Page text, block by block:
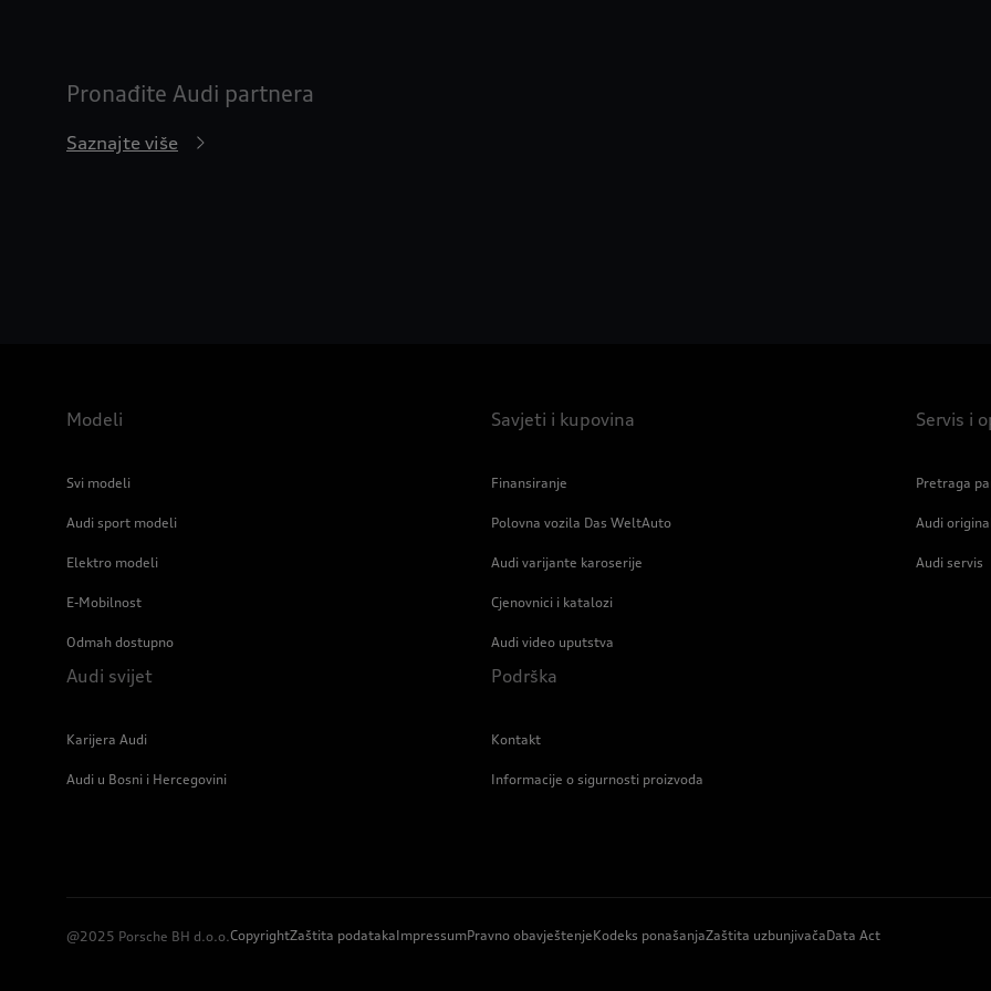
Pronađite Audi partnera
Saznajte više
Modeli
Svi modeli
Audi sport modeli
Elektro modeli
E-Mobilnost
Odmah dostupno
Savjeti i kupovina
Finansiranje
Polovna vozila Das WeltAuto
Audi varijante karoserije
Cjenovnici i katalozi
Audi video uputstva
Servis i
Pretraga
Audi
Audi servis
Audi svijet
Karijera Audi
Audi u Bosni i Hercegovini
Podrška
Kontakt
Informacije o sigurnosti proizvoda
@2025 Porsche BH d.o.o.CopyrightZaštita podatakaImpressumPravno obavještenjeKodeks ponašanjaZaštita uzbunjivačaData Act